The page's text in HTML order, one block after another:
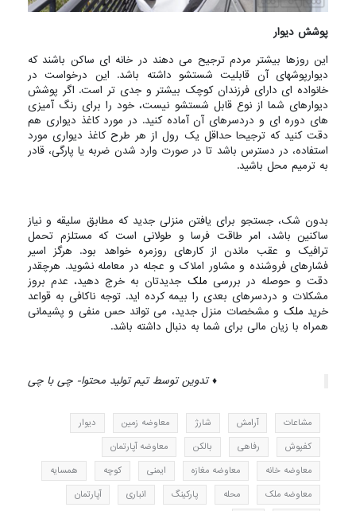
پوشش دیوار
این روزها بیشتر مردم ترجیح می دهند در خانه ای ساکن باشند که
دیوارپوشهای آن قابلیت شستشو داشته باشد. این درخواست در
خانواده ای دارای فرزندان کوچک بیشتر و جدی تر است. اگر پوشش
دیوارهای شما از نوع قابل شستشو نیست، خود را برای رنگ آمیزی
های دوره ای و دردسرهای آن آماده کنید. در مورد کاغذ دیواری هم
دقت کنید که ترجیحا حداقل یک رول از هر طرح کاغذ دیواری مورد
استفاده، در دسترس باشد تا در صورت وارد شدن ضربه یا پارگی، قادر
به ترمیم محل باشید.
بدون شک، جستجو برای یافتن منزلی جدید که مطابق سلیقه و نیاز
ساکنین باشد، امر طاقت فرسا و طولانی است که مستلزم تحمل
ترافیک و عقب ماندن از کارهای روزمره خواهد بود. هرگز اسیر
فشارهای فروشنده و مشاور املاک و عجله در معامله نشوید. هرچقدر
دقت و حوصله در بررسی ملک جدیدتان به خرج دهید، عدم بروز
مشکلات و دردسرهای بعدی را بیمه کرده اید. توجه ناکافی به قواعد
خرید ملک و مشخصات منزل جدید، می تواند حس منفی و پشیمانی
همراه با زیان مالی برای شما به دنبال داشته باشد.
♦ تدوین توسط تیم تولید محتوا- چی با چی
مشاعات آرامش شارژ معاوضه زمین
دیوار
کفپوش
رفاهی بالکن
معاوضه آپارتمان
معاوضه خانه
معاوضه مغازه ایمنی کوچه
همسایه
معاوضه ملک
محله پارکینگ انباری
آپارتمان